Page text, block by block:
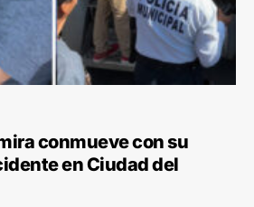
conmueve con su
en Ciudad del